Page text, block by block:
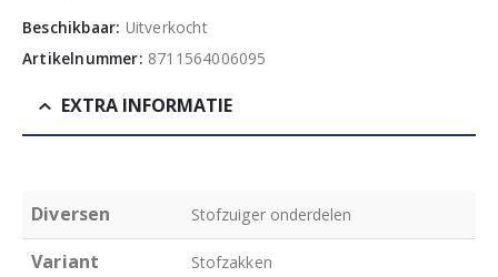
Beschikbaar: Uitverkocht
Artikelnummer: 8711564006095
EXTRA INFORMATIE
Diversen Stofzuiger onderdelen
Variant Stofzakken